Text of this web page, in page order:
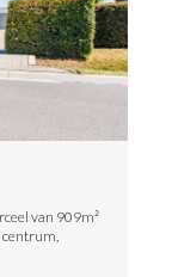
van 909m²